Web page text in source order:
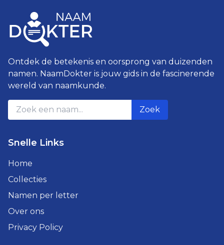
Ontdek de betekenis en oorsprong van duizenden
namen. NaamDokter is jouw gids in de fascinerende
wereld van naamkunde.
Zoek
Snelle Links
Home
Collecties
Namen per letter
Over ons
Privacy Policy